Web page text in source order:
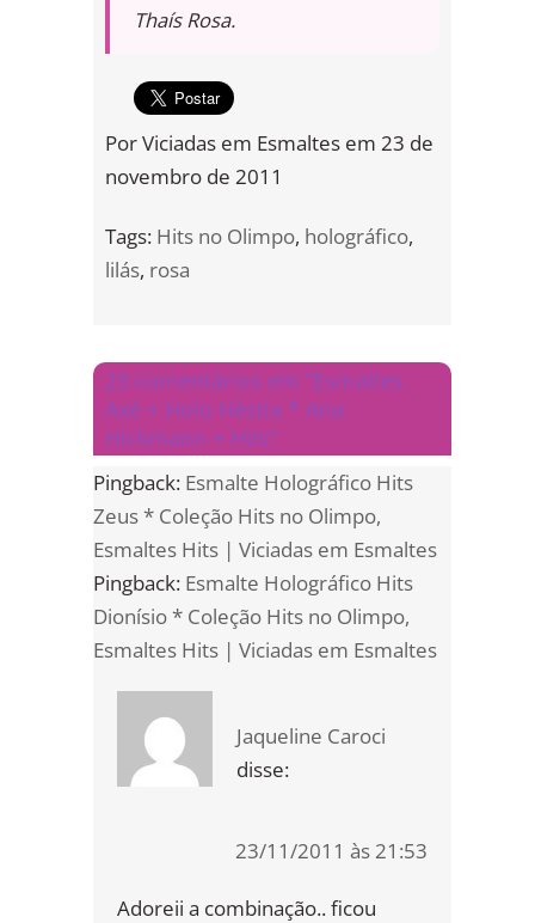
Thaís Rosa.
PorViciadas em Esmaltes em 23 de
novembro de 2011
Tags: Hits no Olimpo, holográfico,
lilás, rosa
23 comentários em “Esmaltes
Axé + Holo Héstia * Ana
Hickmann + Hits”
Pingback: Esmalte Holográfico Hits
Zeus * Coleção Hits no Olimpo,
Esmaltes Hits | Viciadas em Esmaltes
Pingback: Esmalte Holográfico Hits
Dionísio * Coleção Hits no Olimpo,
Esmaltes Hits | Viciadas em Esmaltes
Jaqueline Caroci
disse:
23/11/2011 às 21:53
Adoreii a combinação.. ficou